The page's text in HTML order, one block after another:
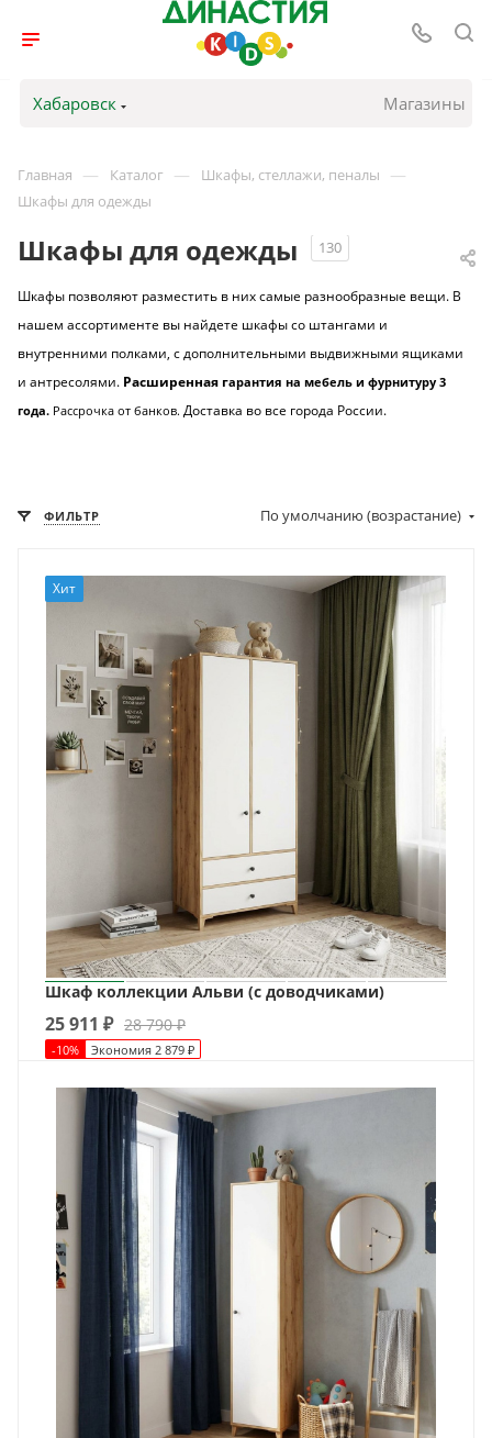
Хабаровск Магазины
Главная — Каталог — Шкафы, стеллажи, пеналы —
Шкафы для одежды
Шкафы для одежды 130
Шкафы позволяют разместить в них самые разнообразные вещи. В
нашем ассортименте вы найдете шкафы со штангами и
внутренними полками, с дополнительными выдвижными ящиками
и антресолями. Расширенная гарантия на мебель и фурнитуру 3
года. Рассрочка от банков. Доставка во все города России.
ФИЛЬТР По умолчанию (возрастание)
Хит
Шкаф коллекции Альви (с доводчиками)
25 911 ₽ 28 790₽
-10% Экономия 2 879 ₽